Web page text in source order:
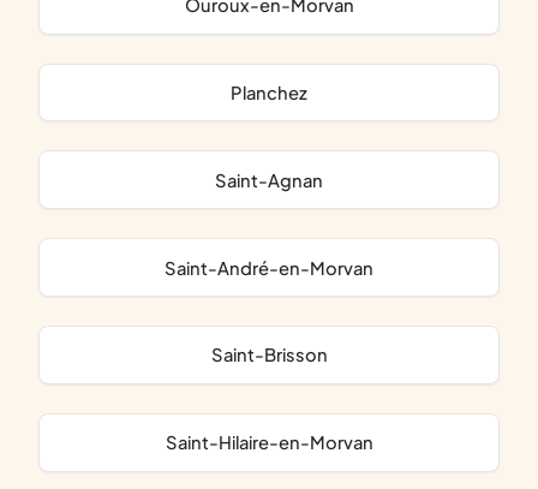
Ouroux-en-Morvan
Planchez
Saint-Agnan
Saint-André-en-Morvan
Saint-Brisson
Saint-Hilaire-en-Morvan